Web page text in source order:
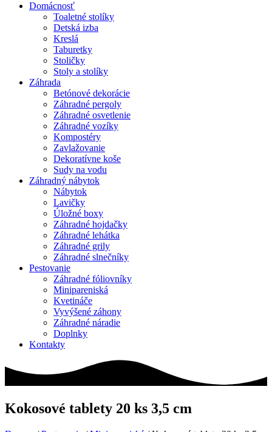
Domácnosť
Toaletné stolíky
Detská izba
Kreslá
Taburetky
Stoličky
Stoly a stolíky
Záhrada
Betónové dekorácie
Záhradné pergoly
Záhradné osvetlenie
Záhradné vozíky
Kompostéry
Zavlažovanie
Dekoratívne koše
Sudy na vodu
Záhradný nábytok
Nábytok
Lavičky
Úložné boxy
Záhradné hojdačky
Záhradné lehátka
Záhradné grily
Záhradné slnečníky
Pestovanie
Záhradné fóliovníky
Minipareniská
Kvetináče
Vyvýšené záhony
Záhradné náradie
Doplnky
Kontakty
Kokosové tablety 20 ks 3,5 cm